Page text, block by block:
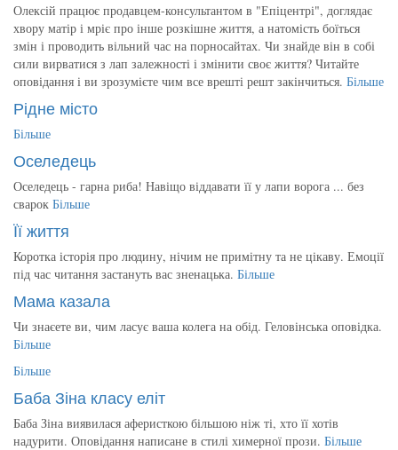
Олексій працює продавцем-консультантом в "Епіцентрі", доглядає
хвору матір і мріє про інше розкішне життя, а натомість боїться
змін і проводить вільний час на порносайтах. Чи знайде він в собі
сили вирватися з лап залежності і змінити своє життя? Читайте
оповідання і ви зрозумієте чим все врешті решт закінчиться. Більше
Рідне місто
Більше
Оселедець
Оселедець - гарна риба! Навіщо віддавати її у лапи ворога ... без
сварок Більше
Її життя
Коротка історія про людину, нічим не примітну та не цікаву. Емоції
під час читання застануть вас зненацька. Більше
Мама казала
Чи знаєете ви, чим ласує ваша колега на обід. Геловінська оповідка.
Більше
Більше
Баба Зіна класу еліт
Баба Зіна виявилася аферисткою більшою ніж ті, хто її хотів
надурити. Оповідання написане в стилі химерної прози. Більше